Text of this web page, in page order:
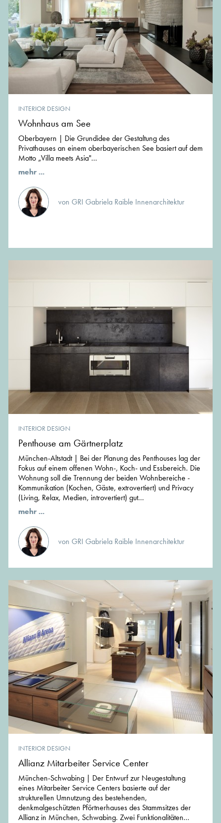
INTERIOR DESIGN
Wohnhaus am See
Oberbayern | Die Grundidee der Gestaltung des
Privathauses an einem oberbayerischen See basiert auf dem
Motto „Villa meets Asia"...
mehr ...
von GRI Gabriela Raible Innenarchitektur
INTERIOR DESIGN
Penthouse am Gärtnerplatz
München-Altstadt | Bei der Planung des Penthouses lag der
Fokus auf einem offenen Wohn-, Koch- und Essbereich. Die
Wohnung soll die Trennung der beiden Wohnbereiche -
Kommunikation (Kochen, Gäste, extrovertiert) und Privacy
(Living, Relax, Medien, introvertiert) gut...
mehr ...
von GRI Gabriela Raible Innenarchitektur
INTERIOR DESIGN
Allianz Mitarbeiter Service Center
München-Schwabing | Der Entwurf zur Neugestaltung
eines Mitarbeiter Service Centers basierte auf der
strukturellen Umnutzung des bestehenden,
denkmalgeschützten Pförtnerhauses des Stammsitzes der
Allianz in München, Schwabing. Zwei Funktionalitäten...